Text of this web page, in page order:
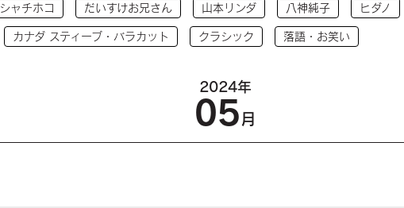
シャチホコ だいすけお兄さん 山本リンダ 八神純子 ヒダノ
カナダ スティーブ・バラカット クラシック 落語・お笑い
2024年
05月